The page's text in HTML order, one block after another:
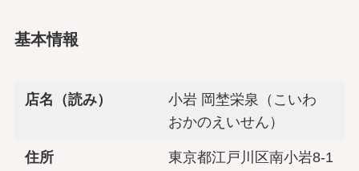
基本情報
店名（読み）
小岩 岡埜栄泉（こいわ
おかのえいせん）
住所
東京都江戸川区南小岩8-1